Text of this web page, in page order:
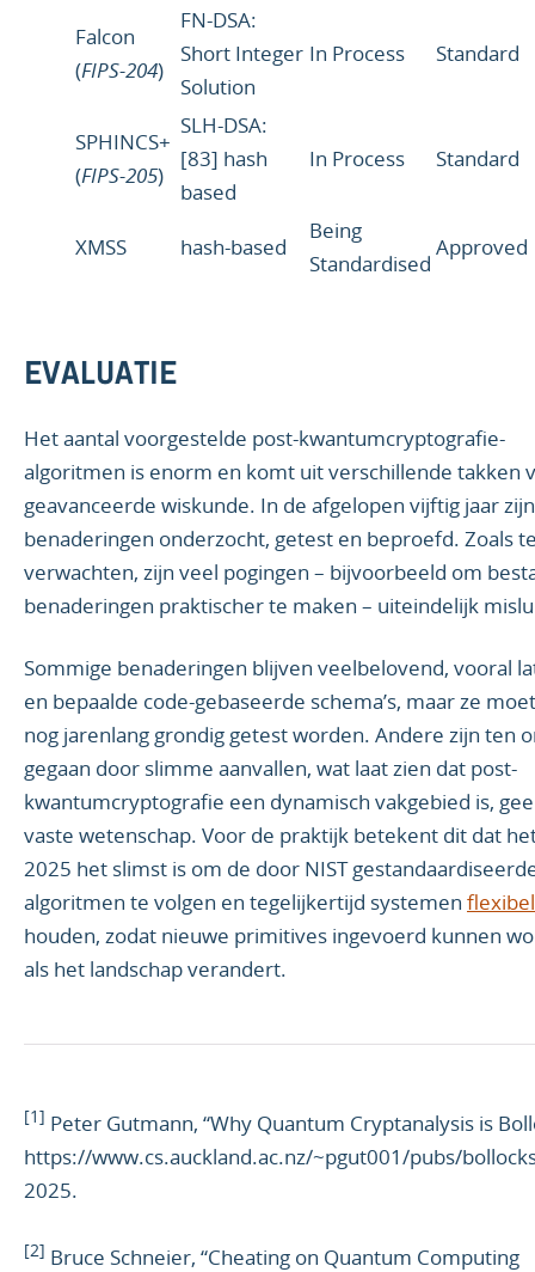
Falcon
(FIPS-204)
FN-DSA:
Short Integer
Solution
In Process Standard
SPHINCS+
(FIPS-205)
SLH-DSA:
[83] hash
based
In Process Standard
XMSS hash-based
Being
Standardised
Approved
EVALUATIE
Het aantal voorgestelde post-kwantumcryptografie-
algoritmen is enorm en komt uit verschillende takken
geavanceerde wiskunde. In de afgelopen vijftig jaar
benaderingen onderzocht, getest en beproefd. Zoals
verwachten, zijn veel pogingen – bijvoorbeeld om
benaderingen praktischer te maken – uiteindelijk
Sommige benaderingen blijven veelbelovend, vooral
en bepaalde code-gebaseerde schema’s, maar ze
nog jarenlang grondig getest worden. Andere zijn ten
gegaan door slimme aanvallen, wat laat zien dat post-
kwantumcryptografie een dynamisch vakgebied is,
vaste wetenschap. Voor de praktijk betekent dit dat
2025 het slimst is om de door NIST
algoritmen te volgen en tegelijkertijd systemen flexibel
houden, zodat nieuwe primitives ingevoerd kunnen
als het landschap verandert.
[1] Peter Gutmann, “Why Quantum Cryptanalysis is
https://www.cs.auckland.ac.nz/~pgut001/pubs/
2025.
[2] Bruce Schneier, “Cheating on Quantum Computing